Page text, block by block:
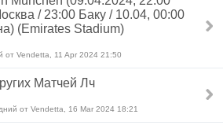
/ 23:00 Баку / 10.04, 00:00
(Emirates Stadium)
от Vendetta, 11 Apr 2024 21:50
Матчей Лч
от Vendetta, 16 Mar 2024 18:21